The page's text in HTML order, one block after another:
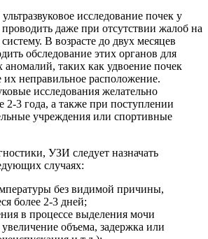
исследование почек у
проводить даже при отсутствии жалоб на
В возрасте до двух месяцев
обследование этих органов для
таких как удвоение почек
их неправильное расположение.
исследования желательно
2-3 года, а также при поступлении
учреждения или спортивные
УЗИ следует назначать
случаях:
без видимой причины,
более 2-3 дней;
в процессе выделения мочи
объема, задержка или